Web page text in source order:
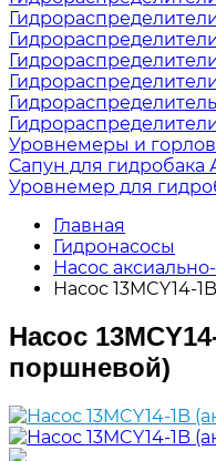
Уровнемеры и
Сапун для гидробака
Уровнемер для
Главная
Гидронасосы
Насос
Насос 13MCY14-
Насос
поршневой)